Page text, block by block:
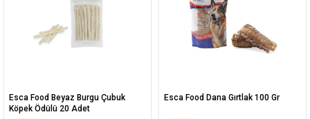
Esca Food Beyaz Burgu Çubuk
Köpek Ödülü 20 Adet
Esca Food Dana Gırtlak 100 Gr